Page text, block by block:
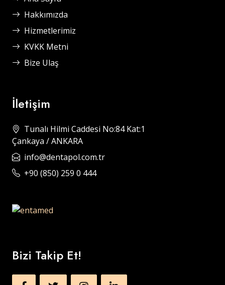
Hakkımızda
Hizmetlerimiz
KVKK Metni
Bize Ulaş
İletişim
Tunalı Hilmi Caddesi No:84 Kat:1
Çankaya / ANKARA
info@dentapol.com.tr
+90 (850) 259 0 444
Bizi Takip Et!